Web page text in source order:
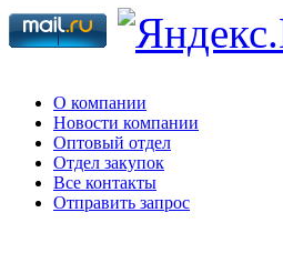
О компании
Новости компании
Оптовый отдел
Отдел закупок
Все контакты
Отправить запрос